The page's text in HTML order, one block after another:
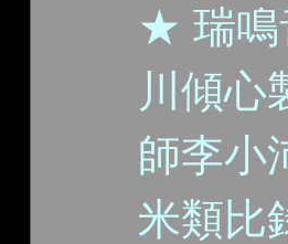
★ 瑞鳴
川傾心
師李小
米類比